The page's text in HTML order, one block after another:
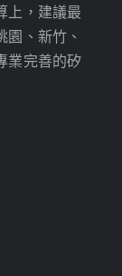
上，建議最
、新竹、
業完善的矽